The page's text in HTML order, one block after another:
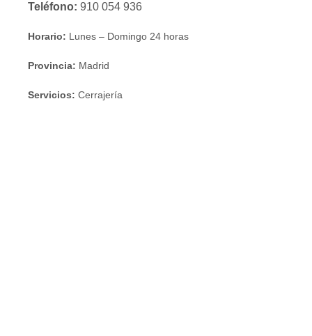
Teléfono: 910 054 936
Horario: Lunes – Domingo 24 horas
Provincia: Madrid
Servicios: Cerrajería